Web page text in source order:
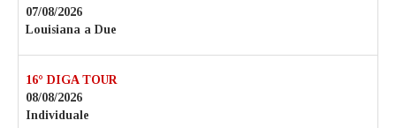
07/08/2026
Louisiana a Due
16° DIGA TOUR
08/08/2026
Individuale